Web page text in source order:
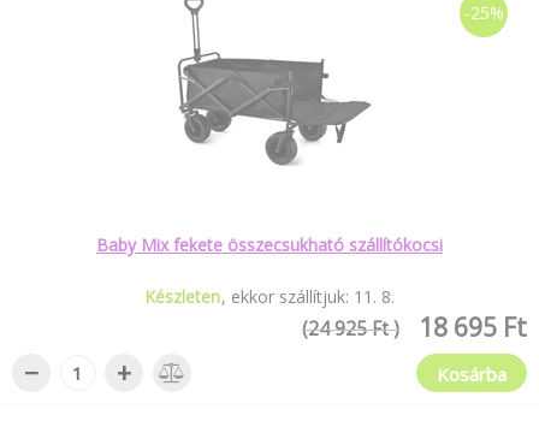
-25%
Baby Mix fekete összecsukható szállítókocsi
Készleten ekkor szállítjuk: 11 . 8.
18 695 Ft
(24 925 Ft )
− + Kosárba